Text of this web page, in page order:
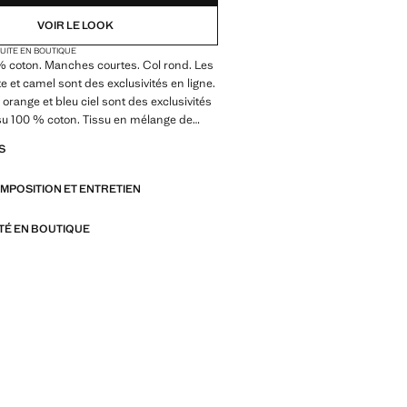
VOIR LE LOOK
EN BOUTIQUE
coton. Manches courtes. Col rond. Les
et camel sont des exclusivités en ligne.
et bleu ciel sont des exclusivités
100 % coton. Tissu en mélange de
Slim. Col à revers rond.
100 % coton, col rond, manches
ET ENTRETIEN
EN BOUTIQUE